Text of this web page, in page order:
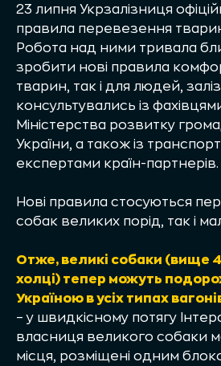
23 липня Укрзалізниця
правила перевезення
Робота над ними тривала
зробити нові правила
тварин, так і для людей,
консультувались із
Міністерства розвитку
України, а також із
експертами країн-партнерів.
Нові правила стосуються
собак великих порід, так і
Отже, великі собаки (вище
холці) тепер можуть
Україною в усіх типах
– у швидкісному потягу
власниця великого собаки
місця, розміщені одним